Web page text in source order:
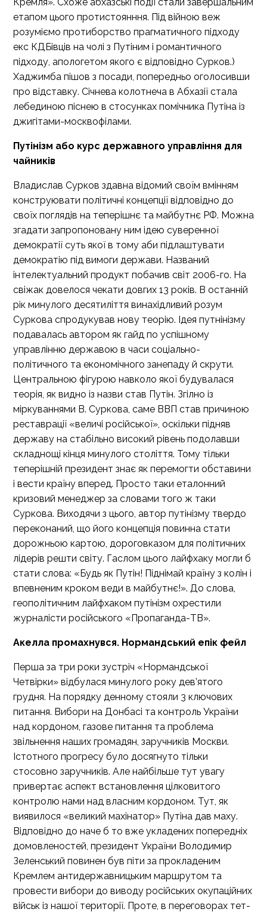
етапом цього протистоянння. Під війною веж
розуміємо протиборство прагматичного підходу
екс КДБівців на чолі з Путіним і романтичного
підходу, апологетом якого є відповідно Сурков.)
Хаджимба пішов з посади, попередньо оголосивши
про відставку. Січнева колотнеча в Абхазії стала
лебединою піснею в стосунках помічника Путіна із
джигітами-москвофілами.
Путінізм або курс державного управління для
чайників
Владислав Сурков здавна відомий своїм вмінням
конструювати політичні концепції відповідно до
своїх поглядів на теперішнє та майбутнє РФ. Можна
згадати запропоновану ним ідею суверенної
демократії суть якої в тому аби підлаштувати
демократію під вимоги держави. Названий
інтелектуальний продукт побачив світ 2006-го. На
свіжак довелося чекати довгих 13 років. В останній
рік минулого десятиліття винахідливий розум
Суркова спродукував нову теорію. Ідея путнінізму
подавалась автором як гайд по успішному
управлінню державою в часи соціально-
політичного та економічного занепаду й скрути.
Центральною фігурою навколо якої будувалася
теорія, як видно із назви став Путін. Згілно із
міркуваннями В. Суркова, саме ВВП став причиною
реставрації «величі російської», оскільки підняв
державу на стабільно високий рівень подолавши
складнощі кінця минулого століття. Тому тільки
теперішній президент знає як перемогти обставини
і вести країну вперед. Просто таки еталонний
кризовий менеджер за словами того ж таки
Суркова. Виходячи з цього, автор путінізму твердо
переконаний, що його концепція повинна стати
дорожньою картою, дороговказом для політичних
лідерів решти світу. Гаслом цього лайфхаку могли б
стати слова: «Будь як Путін! Піднімай країну з колін і
впевненим кроком веди в майбутнє!». До слова,
геополітичним лайфхаком путінізм охрестили
журналісти російського «Пропаганда-ТВ».
Акелла промахнувся. Нормандський епік фейл
Перша за три роки зустріч «Нормандської
Четвірки» відбулася минулого року дев’ятого
грудня. На порядку денному стояли 3 ключових
питання. Вибори на Донбасі та контроль України
над кордоном, газове питання та проблема
звільнення наших громадян, заручників Москви.
Істотного прогресу було досягнуто тільки
стосовно заручників. Але найбільше тут увагу
привертає аспект встановлення цілковитого
контролю нами над власним кордоном. Тут, як
виявилося «великий махінатор» Путіна дав маху.
Відповідно до наче б то вже укладених попередніх
домовленостей, президент України Володимир
Зеленський повинен був піти за прокладеним
Кремлем антидержавницьким маршрутом та
провести вибори до виводу російських окупаційних
військ із нашої території. Проте, в переговорах тет-